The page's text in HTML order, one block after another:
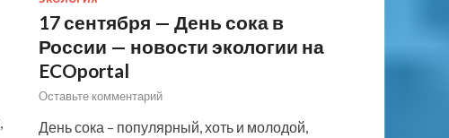
17 сентября — День сока в
России — новости экологии на
ECOportal
Оставьте комментарий
День сока – популярный, хоть и молодой,